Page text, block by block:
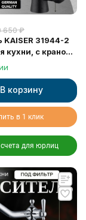
650₽
31944-2
кухни, с краном
воды, черный
В корзину
в 1 клик
для юрлиц